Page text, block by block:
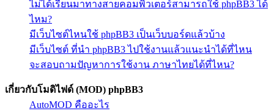
ไม่ได้เรียนมาทางสายคอมพิวเตอร์สามารถใช้ phpBB3 ได้
ไหม?
มีเว็บไซต์ไหนใช้ phpBB3 เป็นเว็บบอร์ดแล้วบ้าง
มีเว็บไซต์ ที่นำ phpBB3 ไปใช้งานแล้วแนะนำได้ที่ไหน
จะสอบถามปัญหาการใช้งาน ภาษาไทยได้ที่ไหน?
เกี่ยวกับโมดิไฟด์ (MOD) phpBB3
AutoMOD คืออะไร